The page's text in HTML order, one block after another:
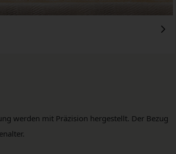
werden mit Präzision hergestellt. Der Bezug